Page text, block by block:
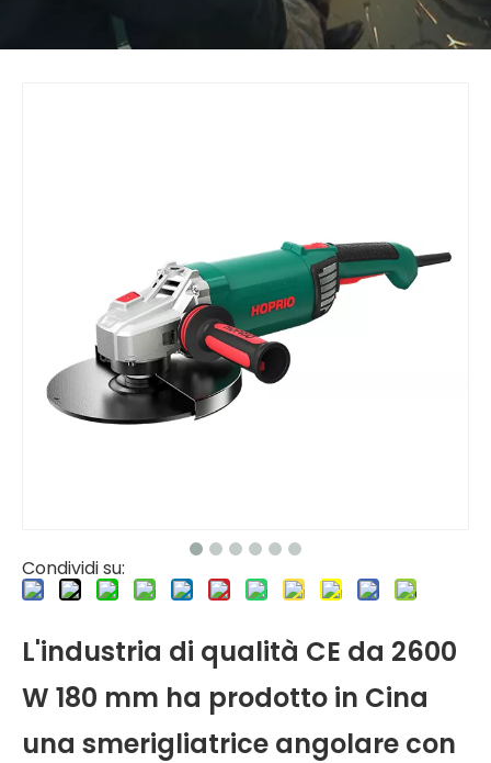
Condividi su:
L'industria di qualità CE da 2600
W 180 mm ha prodotto in Cina
una smerigliatrice angolare con